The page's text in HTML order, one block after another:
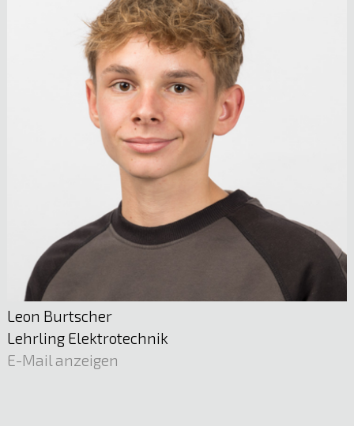
Mst. Martin Welte
Leitung Elektro- und Lichttechnik
05522 51722
E-Mail anzeigen
Birgit Reisch
Netzmanagement Verwaltung
05522 51722
E-Mail anzeigen
Leon Burtscher
Lehrling Elektrotechnik
E-Mail anzeigen